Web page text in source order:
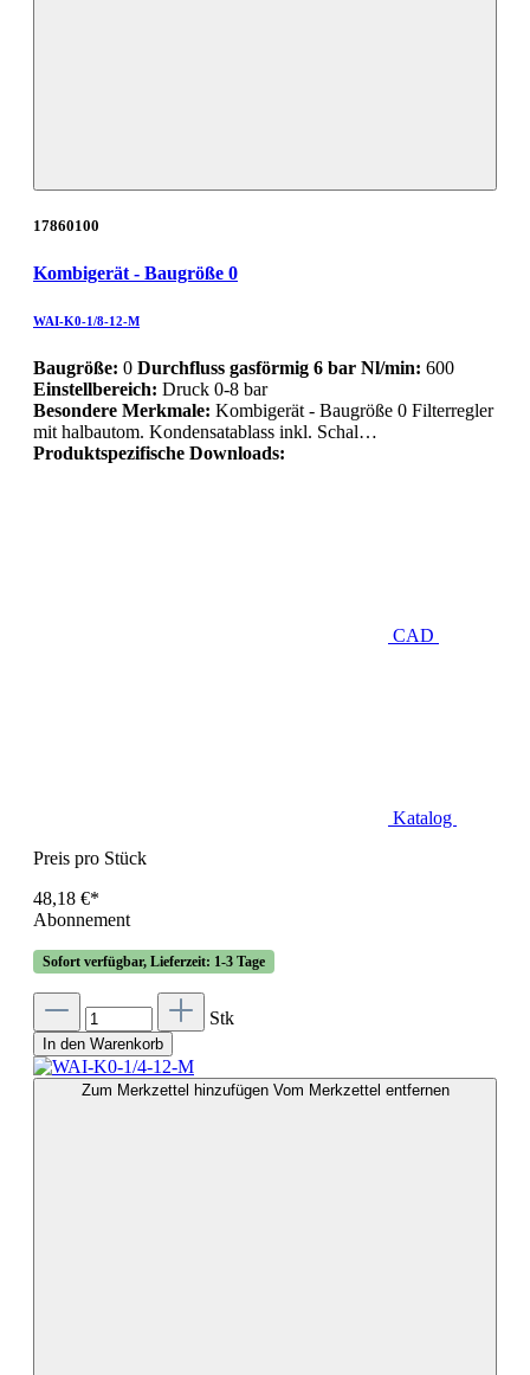
17860100
Kombigerät - Baugröße 0
WAI-K0-1/8-12-M
Baugröße: 0 Durchfluss gasförmig 6 bar Nl/min: 600
Einstellbereich: Druck 0-8 bar
Besondere Merkmale: Kombigerät - Baugröße 0 Filterregler
mit halbautom. Kondensatablass inkl. Schal…
Produktspezifische Downloads:
CAD
Katalog
Preis pro Stück
48,18 €*
Abonnement
Sofort verfügbar, Lieferzeit: 1-3 Tage
Stk
In den Warenkorb
Zum Merkzettel hinzufügen Vom Merkzettel entfernen